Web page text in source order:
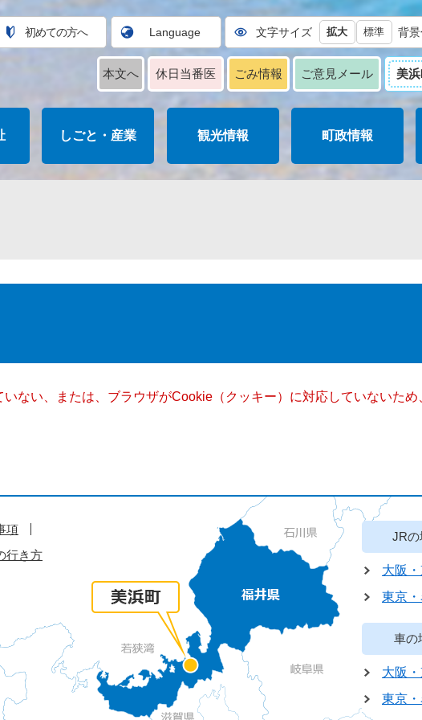
初めての方へ Language 文字サイズ 拡大 標準 背
本文へ 休日当番医 ごみ情報 ご意見メール 美
しごと・産業 観光情報 町政情報
ない、または、ブラウザがCookie（クッキー）に対応していないため
項
行き方
JRの
大阪
東京
車の
大阪
東京